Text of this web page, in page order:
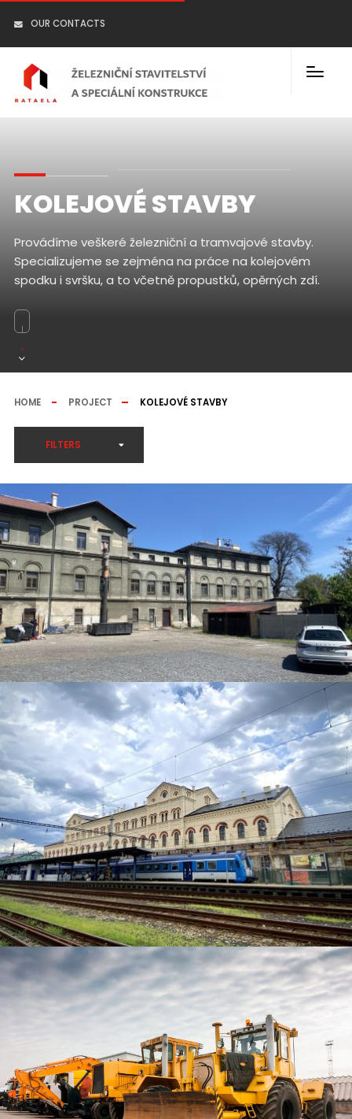
OUR CONTACTS
KOLEJOVÉ STAVBY
Provádíme veškeré železniční a tramvajové stavby.
Specializujeme se zejména na práce na kolejovém
spodku i svršku, a to včetně propustků, opěrných zdí.
HOME PROJECT KOLEJOVÉ STAVBY
FILTERS
VLAKOVÉ NÁDRAŽÍ ŽATEC
VLAKOVÉ NÁDRAŽÍ TEPLICE